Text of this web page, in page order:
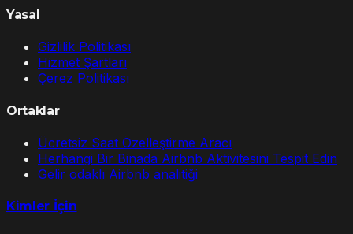
Yasal
Gizlilik Politikası
Hizmet Şartları
Çerez Politikası
Ortaklar
Ücretsiz Saat Özelleştirme Aracı
Herhangi Bir Binada Airbnb Aktivitesini Tespit Edin
Gelir odaklı Airbnb analitiği
Kimler İçin